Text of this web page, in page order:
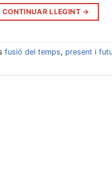
CONTINUAR LLEGINT →
fusió del temps, present i